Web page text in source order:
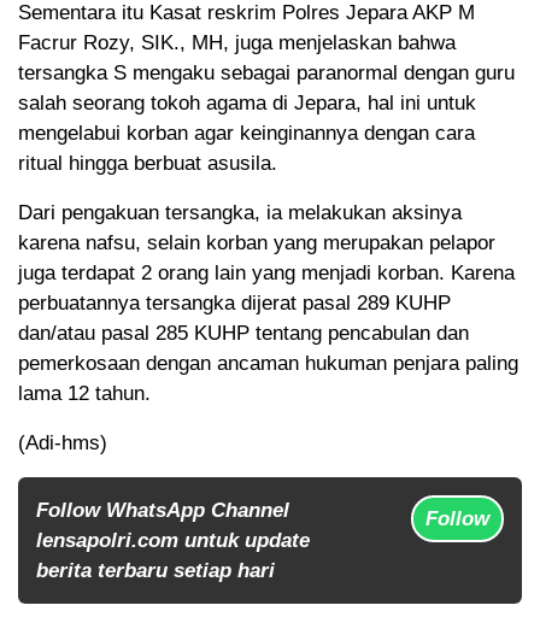
Sementara itu Kasat reskrim Polres Jepara AKP M
Facrur Rozy, SIK., MH, juga menjelaskan bahwa
tersangka S mengaku sebagai paranormal dengan guru
salah seorang tokoh agama di Jepara, hal ini untuk
mengelabui korban agar keinginannya dengan cara
ritual hingga berbuat asusila.
Dari pengakuan tersangka, ia melakukan aksinya
karena nafsu, selain korban yang merupakan pelapor
juga terdapat 2 orang lain yang menjadi korban. Karena
perbuatannya tersangka dijerat pasal 289 KUHP
dan/atau pasal 285 KUHP tentang pencabulan dan
pemerkosaan dengan ancaman hukuman penjara paling
lama 12 tahun.
(Adi-hms)
Follow WhatsApp Channel
lensapolri.com untuk update
berita terbaru setiap hari
Follow